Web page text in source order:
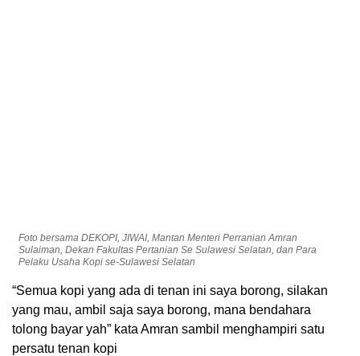
Foto bersama DEKOPI, JIWAI, Mantan Menteri Perranian Amran
Sulaiman, Dekan Fakultas Pertanian Se Sulawesi Selatan, dan Para
Pelaku Usaha Kopi se-Sulawesi Selatan
“Semua kopi yang ada di tenan ini saya borong, silakan
yang mau, ambil saja saya borong, mana bendahara
tolong bayar yah” kata Amran sambil menghampiri satu
persatu tenan kopi